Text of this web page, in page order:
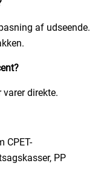
af udseende.
direkte.​
CPET-
PP